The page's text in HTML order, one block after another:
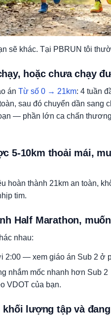
sẽ khác. Tại PBRUN tôi
hoặc chưa chạy
án Từ số 0 → 21km: 4 tuần
sau đó chuyển dần sang
— phần lớn ca chấn
5-10km thoải mái,
hoàn thành 21km an toàn,
tim.
Half Marathon,
nhau:
2:00 — xem giáo án Sub 2 ở
nhắm mốc nhanh hơn Sub
VDOT của bạn.
khối lượng tập và